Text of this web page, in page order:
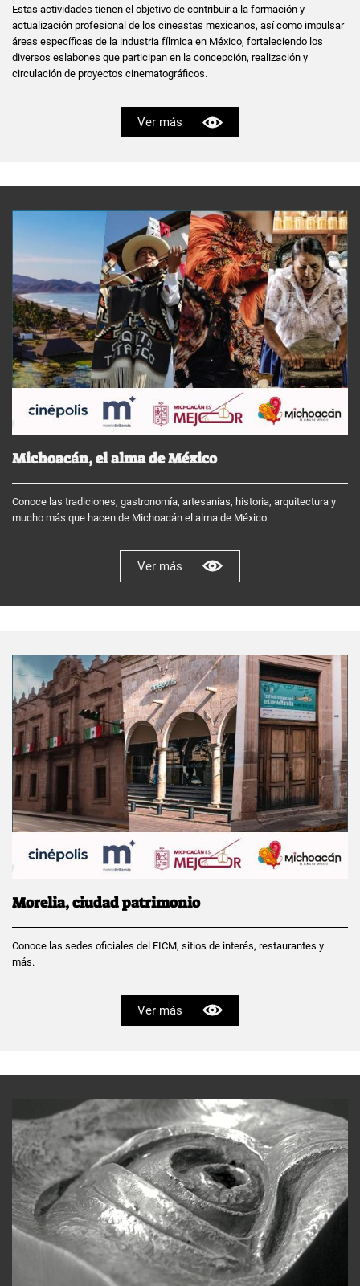
Estas actividades tienen el objetivo de contribuir a la formación y
actualización profesional de los cineastas mexicanos, así como impulsar
áreas específicas de la industria fílmica en México, fortaleciendo los
diversos eslabones que participan en la concepción, realización y
circulación de proyectos cinematográficos.
Ver más
Michoacán, el alma de México
Conoce las tradiciones, gastronomía, artesanías, historia, arquitectura y
mucho más que hacen de Michoacán el alma de México.
Ver más
Morelia, ciudad patrimonio
Conoce las sedes oficiales del FICM, sitios de interés, restaurantes y
más.
Ver más